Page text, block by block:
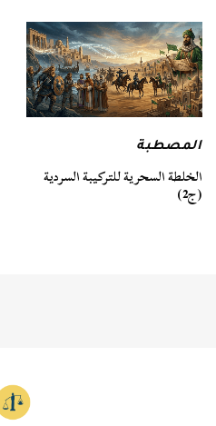
المصطبة
الخلطة السحرية للتركيبة السردية
(ج2)